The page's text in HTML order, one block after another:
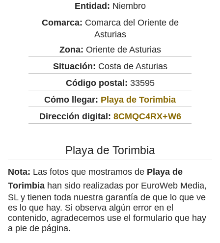
Entidad: Niembro
Comarca: Comarca del Oriente de
Asturias
Zona: Oriente de Asturias
Situación: Costa de Asturias
Código postal: 33595
Cómo llegar: Playa de Torimbia
Dirección digital: 8CMQC4RX+W6
Playa de Torimbia
Nota: Las fotos que mostramos de Playa de
Torimbia han sido realizadas por EuroWeb Media,
SL y tienen toda nuestra garantía de que lo que ve
es lo que hay. Si observa algún error en el
contenido, agradecemos use el formulario que hay
a pie de página.